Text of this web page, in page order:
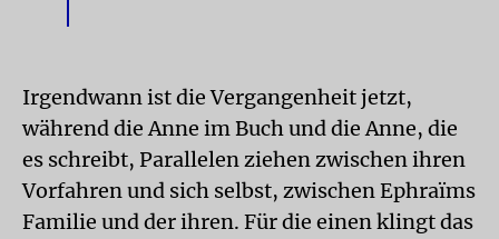
Irgendwann ist die Vergangenheit jetzt,
während die Anne im Buch und die Anne, die
es schreibt, Parallelen ziehen zwischen ihren
Vorfahren und sich selbst, zwischen Ephraïms
Familie und der ihren. Für die einen klingt das